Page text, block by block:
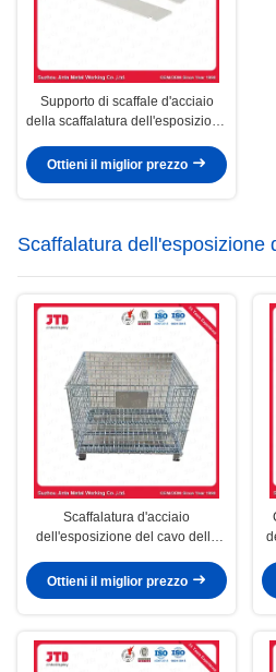
Supporto di scaffale d'acciaio
della scaffalatura dell'esposizione
Ottieni il miglior prezzo
Scaffalatura dell'esposizione
cavo
Scaffalatura d'acciaio
dell'esposizione del cavo della
Q195
Ottieni il miglior prezzo